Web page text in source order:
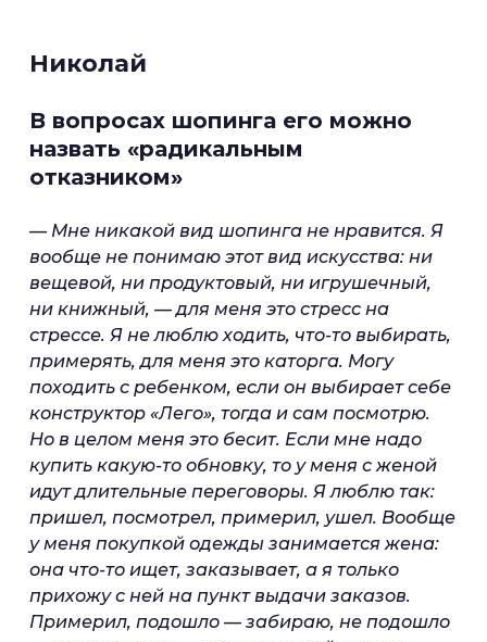
Николай
В вопросах шопинга его можно
назвать «радикальным
отказником»
— Мне никакой вид шопинга не нравится. Я
вообще не понимаю этот вид искусства: ни
вещевой, ни продуктовый, ни игрушечный,
ни книжный, — для меня это стресс на
стрессе. Я не люблю ходить, что-то выбирать,
примерять, для меня это каторга. Могу
походить с ребенком, если он выбирает себе
конструктор «Лего», тогда и сам посмотрю.
Но в целом меня это бесит. Если мне надо
купить какую-то обновку, то у меня с женой
идут длительные переговоры. Я люблю так:
пришел, посмотрел, примерил, ушел. Вообще
у меня покупкой одежды занимается жена:
она что-то ищет, заказывает, а я только
прихожу с ней на пункт выдачи заказов.
Примерил, подошло — забираю, не подошло